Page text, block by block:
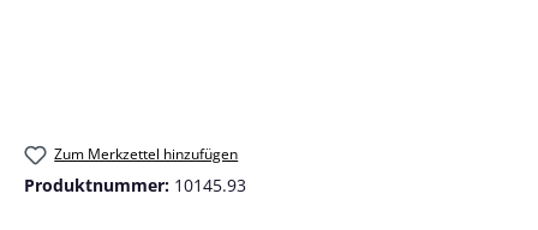
Zum Merkzettel hinzufügen
Produktnummer: 10145.93